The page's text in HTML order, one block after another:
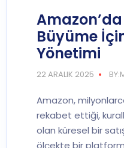
Büyüme
Yönetimi
22 ARALIK 2025
Amazon,
rekabet ettiği,
olan küresel bir
ölçekte bir